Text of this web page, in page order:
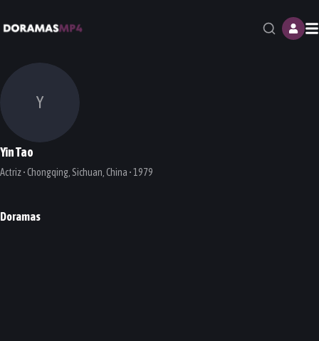
Y
Yin Tao
Actriz • Chongqing, Sichuan, China • 1979
Doramas
Fighting Youth